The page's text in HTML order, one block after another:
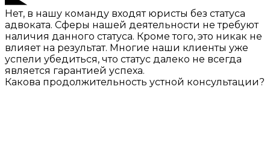
Нет, в нашу команду входят юристы без статуса
адвоката. Сферы нашей деятельности не требуют
наличия данного статуса. Кроме того, это никак не
влияет на результат. Многие наши клиенты уже
успели убедиться, что статус далеко не всегда
является гарантией успеха.
Какова продолжительность устной консультации?